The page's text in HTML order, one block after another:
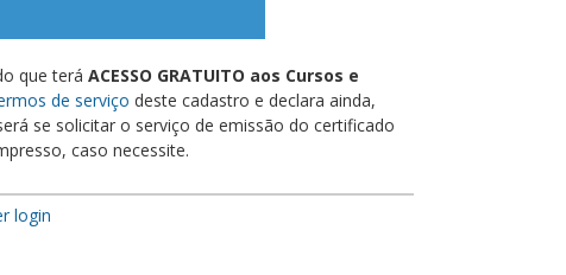
que terá ACESSO GRATUITO aos Cursos e
de serviço deste cadastro e declara ainda,
se solicitar o serviço de emissão do certificado
caso necessite.
login